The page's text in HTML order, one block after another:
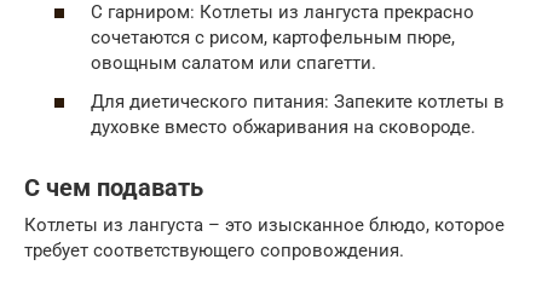
С гарниром: Котлеты из лангуста прекрасно
сочетаются с рисом, картофельным пюре,
овощным салатом или спагетти.
Для диетического питания: Запеките котлеты в
духовке вместо обжаривания на сковороде.
С чем подавать
Котлеты из лангуста – это изысканное блюдо, которое
требует соответствующего сопровождения.